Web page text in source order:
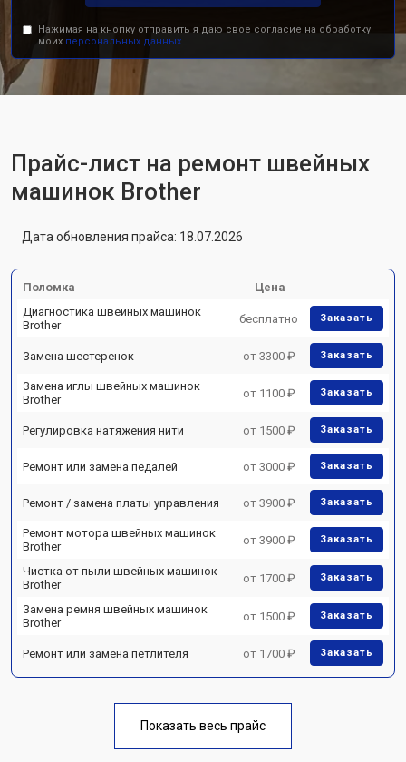
Нажимая на кнопку отправить я даю свое согласие на обработку
моих персональных данных.
Прайс-лист на ремонт швейных
машинок Brother
Дата обновления прайса: 18.07.2026
Поломка
Цена
Диагностика швейных машинок
Brother
бесплатно Заказать
Замена шестеренок от 3300 ₽ Заказать
Замена иглы швейных машинок
Brother
от 1100 ₽ Заказать
Регулировка натяжения нити от 1500 ₽ Заказать
Ремонт или замена педалей от 3000 ₽ Заказать
Ремонт / замена платы управления от 3900 ₽ Заказать
Ремонт мотора швейных машинок
Brother
от 3900 ₽ Заказать
Чистка от пыли швейных машинок
Brother
от 1700 ₽ Заказать
Замена ремня швейных машинок
Brother
от 1500 ₽ Заказать
Ремонт или замена петлителя от 1700 ₽ Заказать
Показать весь прайс